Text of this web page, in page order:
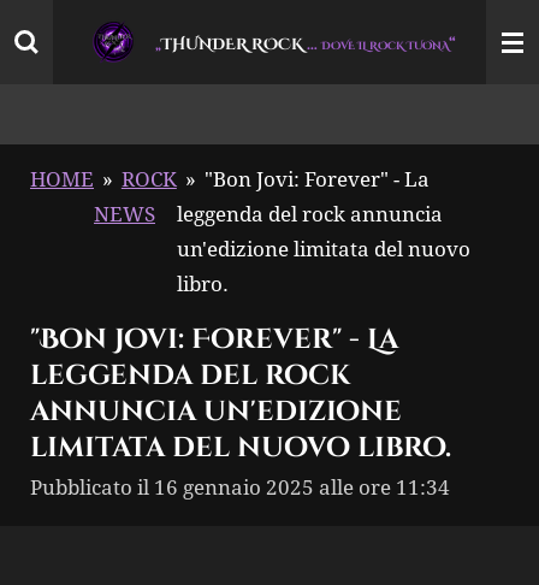
Vai
„THUNDER ROCK…DOVE IL ROCK TUONA“
HOME » ROCK
NEWS
» "Bon Jovi: Forever" - La
leggenda del rock annuncia
un'edizione limitata del nuovo
libro.
"Bon Jovi: Forever" - La
leggenda del rock
annuncia un'edizione
limitata del nuovo libro.
Pubblicato il 16 gennaio 2025 alle ore 11:34